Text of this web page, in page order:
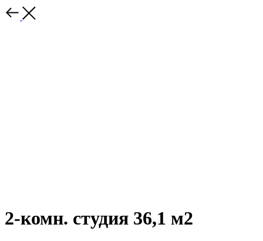
2-комн. студия 36,1 м2